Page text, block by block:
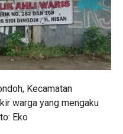
Kecamatan
warga yang mengaku
Eko